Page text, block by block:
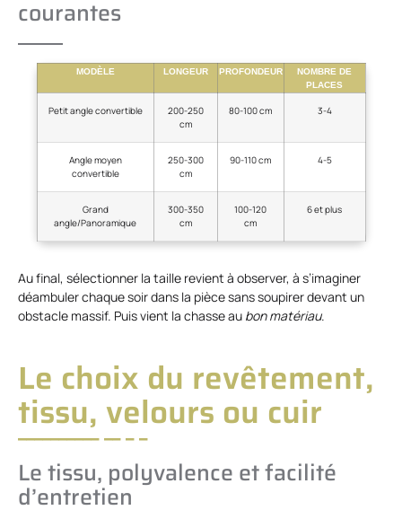
courantes
MODÈLE LONGEUR PROFONDEUR
NOMBRE DE
PLACES
Petit angle convertible
200-250
cm
80-100 cm 3-4
Angle moyen
convertible
250-300
cm
90-110 cm 4-5
Grand
angle/Panoramique
300-350
cm
100-120
cm
6 et plus
Au final, sélectionner la taille revient à observer, à s’imaginer
déambuler chaque soir dans la pièce sans soupirer devant un
obstacle massif. Puis vient la chasse au bon matériau.
Le choix du revêtement,
tissu, velours ou cuir
Le tissu, polyvalence et facilité
d’entretien